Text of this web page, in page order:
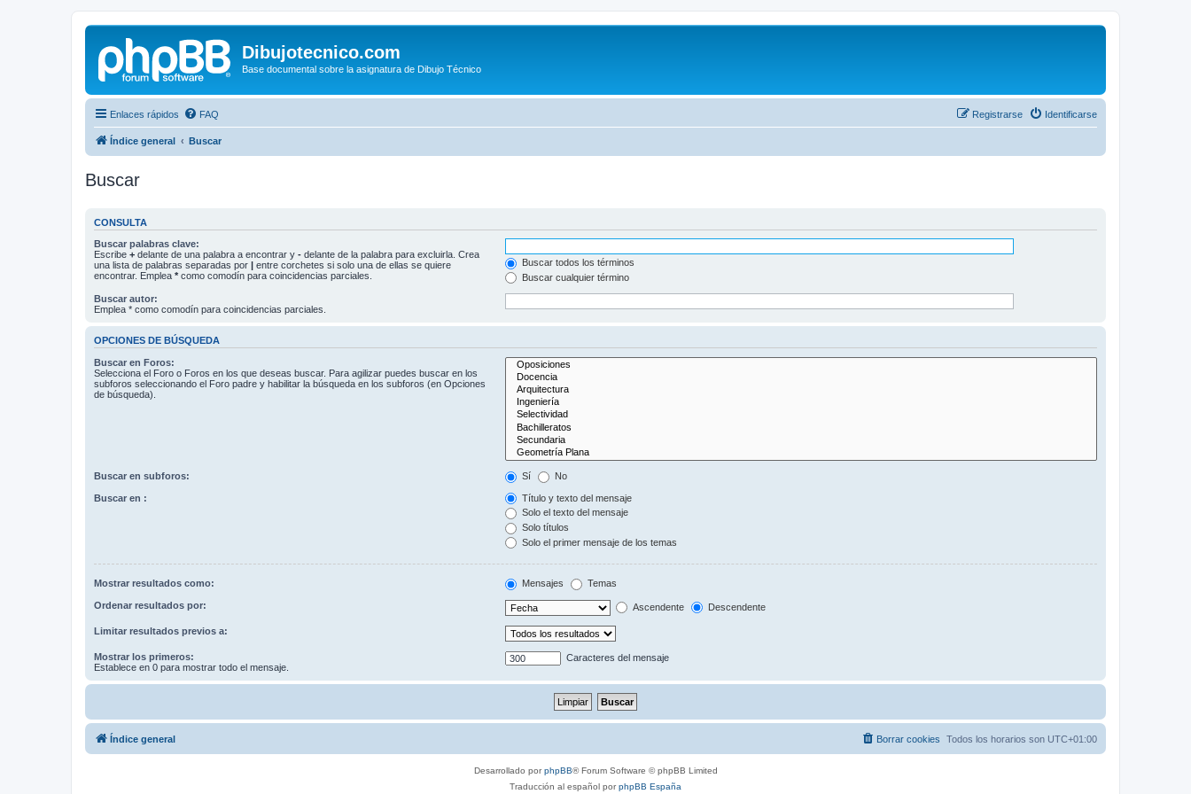
Dibujotecnico.com
Base documental sobre la asignatura de Dibujo Técnico
Enlaces rápidos FAQ Identificarse
Registrarse
Índice general Buscar
Buscar
CONSULTA
Buscar palabras clave:
Escribe + delante de una palabra a encontrar y - delante de la palabra para excluirla. Crea
una lista de palabras separadas por | entre corchetes si solo una de ellas se quiere
encontrar. Emplea * como comodín para coincidencias parciales.
Buscar todos los términos
Buscar cualquier término
Buscar autor:
Emplea * como comodín para coincidencias parciales.
OPCIONES DE BÚSQUEDA
Buscar en Foros:
Selecciona el Foro o Foros en los que deseas buscar. Para agilizar puedes buscar en los
subforos seleccionando el Foro padre y habilitar la búsqueda en los subforos (en Opciones
de búsqueda).
Buscar en subforos: Sí No
Buscar en :
Título y texto del mensaje
Solo el texto del mensaje
Solo títulos
Solo el primer mensaje de los temas
Mostrar resultados como: Mensajes Temas
Ordenar resultados por: Ascendente Descendente
Limitar resultados previos a:
Mostrar los primeros:
Establece en 0 para mostrar todo el mensaje.
Caracteres del mensaje
Índice general Todos los horarios son UTC+01:00
Borrar cookies
Desarrollado porphpBB® Forum Software © phpBB Limited
Traducción al español porphpBB España